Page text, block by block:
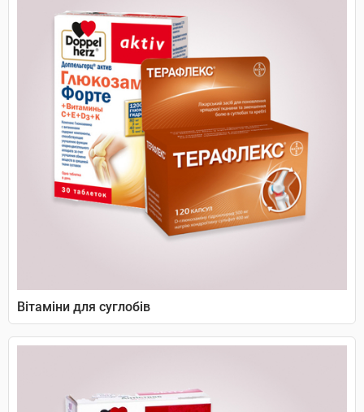
Вітаміни для суглобів